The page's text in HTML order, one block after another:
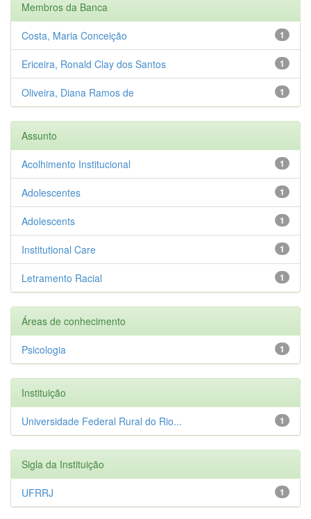
Membros da Banca
1
Costa, Maria Conceição
1
Ericeira, Ronald Clay dos Santos
1
Oliveira, Diana Ramos de
Assunto
1
Acolhimento Institucional
1
Adolescentes
1
Adolescents
1
Institutional Care
1
Letramento Racial
Áreas de conhecimento
1
Psicologia
Instituição
1
Universidade Federal Rural do Rio...
Sigla da Instituição
1
UFRRJ